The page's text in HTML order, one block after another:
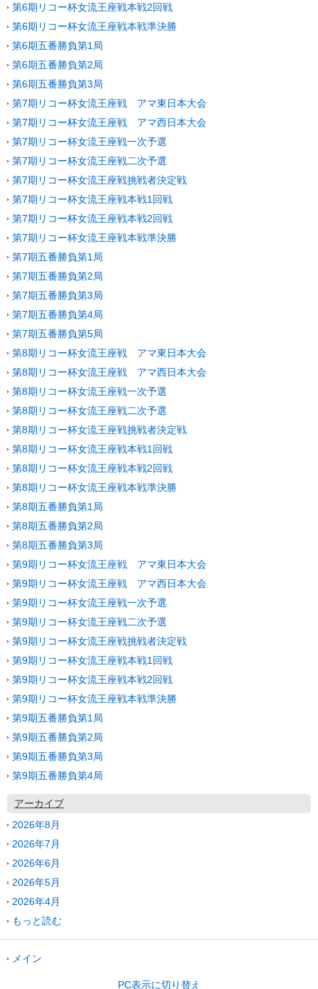
第6期リコー杯女流王座戦本戦2回戦
第6期リコー杯女流王座戦本戦準決勝
第6期五番勝負第1局
第6期五番勝負第2局
第6期五番勝負第3局
第7期リコー杯女流王座戦 アマ東日本大会
第7期リコー杯女流王座戦 アマ西日本大会
第7期リコー杯女流王座戦一次予選
第7期リコー杯女流王座戦二次予選
第7期リコー杯女流王座戦挑戦者決定戦
第7期リコー杯女流王座戦本戦1回戦
第7期リコー杯女流王座戦本戦2回戦
第7期リコー杯女流王座戦本戦準決勝
第7期五番勝負第1局
第7期五番勝負第2局
第7期五番勝負第3局
第7期五番勝負第4局
第7期五番勝負第5局
第8期リコー杯女流王座戦 アマ東日本大会
第8期リコー杯女流王座戦 アマ西日本大会
第8期リコー杯女流王座戦一次予選
第8期リコー杯女流王座戦二次予選
第8期リコー杯女流王座戦挑戦者決定戦
第8期リコー杯女流王座戦本戦1回戦
第8期リコー杯女流王座戦本戦2回戦
第8期リコー杯女流王座戦本戦準決勝
第8期五番勝負第1局
第8期五番勝負第2局
第8期五番勝負第3局
第9期リコー杯女流王座戦 アマ東日本大会
第9期リコー杯女流王座戦 アマ西日本大会
第9期リコー杯女流王座戦一次予選
第9期リコー杯女流王座戦二次予選
第9期リコー杯女流王座戦挑戦者決定戦
第9期リコー杯女流王座戦本戦1回戦
第9期リコー杯女流王座戦本戦2回戦
第9期リコー杯女流王座戦本戦準決勝
第9期五番勝負第1局
第9期五番勝負第2局
第9期五番勝負第3局
第9期五番勝負第4局
アーカイブ
2026年8月
2026年7月
2026年6月
2026年5月
2026年4月
もっと読む
メイン
PC表示に切り替え